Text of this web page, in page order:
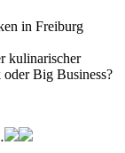
in Freiburg
kulinarischer
Big Business?